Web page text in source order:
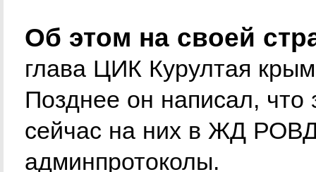
Об этом на своей
глава ЦИК Курултая
Позднее он написал, что
сейчас на них в ЖД
админпротоколы.